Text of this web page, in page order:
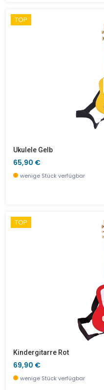
TOP
Ukulele Gelb
65,90 €
wenige Stück verfügbar
TOP
Kindergitarre Rot
69,90 €
wenige Stück verfügbar